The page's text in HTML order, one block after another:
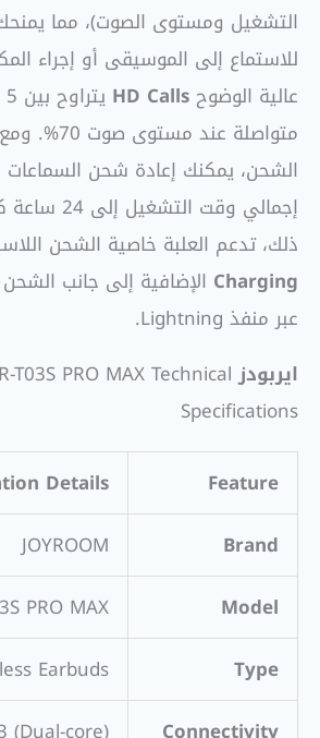
التشغيل ومستوى الصوت)، مما
للاستماع إلى الموسيقى أو إجراء
عالية الوضوحHD Calls
متواصلة عند
الشحن، يمكنك إعادة شحن
إجمالي وقت
ذلك، تدعم العلبة خاصية الشحن
Charging الإضافية إلى جانب
عبر منفذ Lightning.
ايربودزT03S PRO MAX Technical
Specifications
Feature
Details
Brand
JOYROOM
Model
PRO MAX
Type
Earbuds